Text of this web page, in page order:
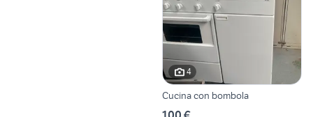
4
Cucina con bombola